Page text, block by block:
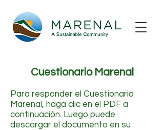
Cuestionario Marenal
Para responder el Cuestionario
Marenal, haga clic en el PDF a
continuación. Luego puede
descargar el documento en su